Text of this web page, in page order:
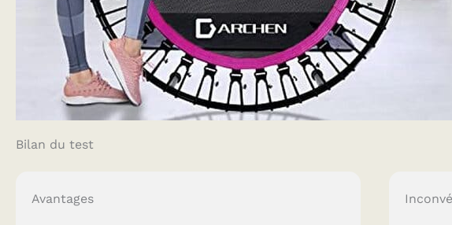
Bilan du test
Avantages